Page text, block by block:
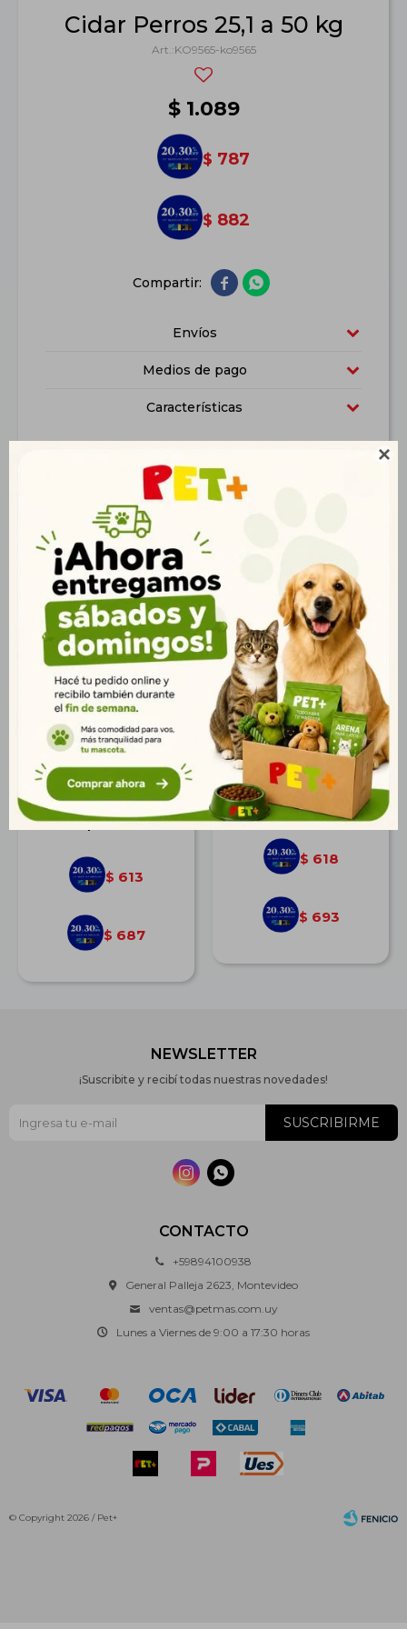

Cidar Perros 25,1 a 50 kg
KO9565-ko9565
$ 1.089
$ 787
$ 882
 
Envíos
Medios de pago
Características
Productos que te pueden interesar
Shooter Max
Comprimidos 10 a 20
Kg
$ 848
$ 613
$ 687
Cidar Perros 12,1 a 25 kg
$ 856
$ 618
$ 693
CONTACTO
+59894100938
General Palleja 2623, Montevideo
ventas@petmas.com.uy
Lunes a Viernes de 9:00 a 17:30 horas
NEWSLETTER
¡Suscribite y recibí todas nuestras novedades!
SUSCRIBIRME
 
© Copyright 2026 / Pet+